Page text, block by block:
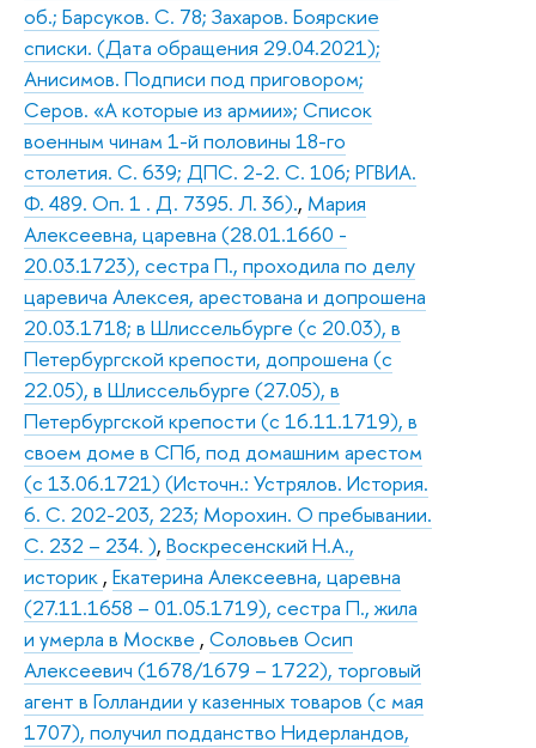
об.; Барсуков. С. 78; Захаров. Боярские
списки. (Дата обращения 29.04.2021);
Анисимов. Подписи под приговором;
Серов. «А которые из армии»; Список
военным чинам 1-й половины 18-го
столетия. С. 639; ДПС. 2-2. С. 106; РГВИА.
Ф. 489. Оп. 1 . Д. 7395. Л. 36)., Мария
Алексеевна, царевна (28.01.1660 -
20.03.1723), сестра П., проходила по делу
царевича Алексея, арестована и допрошена
20.03.1718; в Шлиссельбурге (с 20.03), в
Петербургской крепости, допрошена (с
22.05), в Шлиссельбурге (27.05), в
Петербургской крепости (с 16.11.1719), в
своем доме в СПб, под домашним арестом
(с 13.06.1721) (Источн.: Устрялов. История.
6. С. 202-203, 223; Морохин. О пребывании.
С. 232 – 234. ), Воскресенский Н.А.,
историк , Екатерина Алексеевна, царевна
(27.11.1658 – 01.05.1719), сестра П., жила
и умерла в Москве , Соловьев Осип
Алексеевич (1678/1679 – 1722), торговый
агент в Голландии у казенных товаров (с мая
1707), получил подданство Нидерландов,